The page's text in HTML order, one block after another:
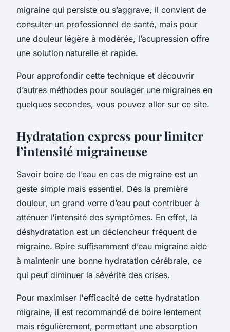
migraine qui persiste ou s’aggrave, il convient de
consulter un professionnel de santé, mais pour
une douleur légère à modérée, l’acupression offre
une solution naturelle et rapide.
Pour approfondir cette technique et découvrir
d’autres méthodes pour soulager une migraines en
quelques secondes, vous pouvez aller sur ce site.
Hydratation express pour limiter
l’intensité migraineuse
Savoir boire de l’eau en cas de migraine est un
geste simple mais essentiel. Dès la première
douleur, un grand verre d’eau peut contribuer à
atténuer l'intensité des symptômes. En effet, la
déshydratation est un déclencheur fréquent de
migraine. Boire suffisamment d’eau migraine aide
à maintenir une bonne hydratation cérébrale, ce
qui peut diminuer la sévérité des crises.
Pour maximiser l'efficacité de cette hydratation
migraine, il est recommandé de boire lentement
mais régulièrement, permettant une absorption